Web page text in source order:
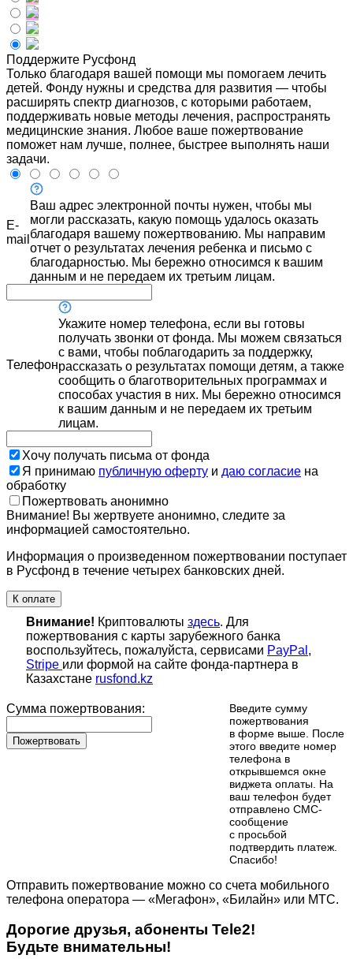
Поддержите Русфонд
Только благодаря вашей помощи мы помогаем лечить
детей. Фонду нужны и средства для развития — чтобы
расширять спектр диагнозов, с которыми работаем,
поддерживать новые методы лечения, распространять
медицинские знания. Любое ваше пожертвование
поможет нам лучше, полнее, быстрее выполнять наши
задачи.
E-
mail
Ваш адрес электронной почты нужен, чтобы мы
могли рассказать, какую помощь удалось оказать
благодаря вашему пожертвованию. Мы направим
отчет о результатах лечения ребенка и письмо с
благодарностью. Мы бережно относимся к вашим
данным и не передаем их третьим лицам.
Телефон
Укажите номер телефона, если вы готовы
получать звонки от фонда. Мы можем связаться
с вами, чтобы поблагодарить за поддержку,
рассказать о результатах помощи детям, а также
сообщить о благотворительных программах и
способах участия в них. Мы бережно относимся
к вашим данным и не передаем их третьим
лицам.
Хочу получать письма от фонда
Я принимаю публичную оферту и даю согласие на
обработку
Пожертвовать анонимно
Внимание! Вы жертвуете анонимно, следите за
информацией самостоятельно.
Информация о произведенном пожертвовании поступает
в Русфонд в течение четырех банковских дней.
К оплате
Внимание! Криптовалюты здесь. Для
пожертвования с карты зарубежного банка
воспользуйтесь, пожалуйста, сервисами PayPal ,
Stripe или формой на сайте фонда-партнера в
Казахстане rusfond.kz
Сумма пожертвования:
Пожертвовать
Введите сумму
пожертвования
в форме выше. После
этого введите номер
телефона в
открывшемся окне
виджета оплаты. На
ваш телефон будет
отправлено СМС-
сообщение
с просьбой
подтвердить платеж.
Cпасибо!
Отправить пожертвование можно со счета мобильного
телефона оператора — «Мегафон», «Билайн» или МТС.
Дорогие друзья, абоненты Tele2!
Будьте внимательны!